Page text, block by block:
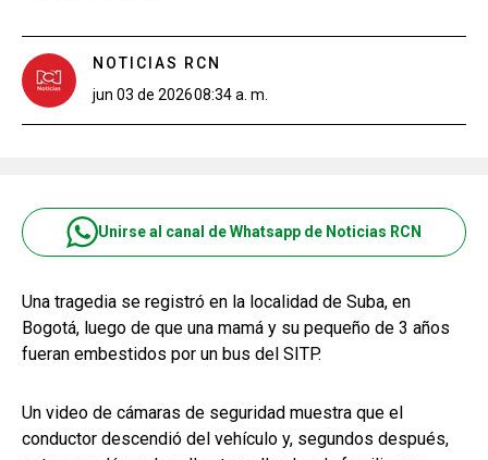
NOTICIAS RCN
jun 03 de 202608:34 a. m.
Unirse al canal de Whatsapp de Noticias RCN
Una tragedia se registró en la localidad de Suba, en
Bogotá, luego de que una mamá y su pequeño de 3 años
fueran embestidos por un bus del SITP.
Un video de cámaras de seguridad muestra que el
conductor descendió del vehículo y, segundos después,